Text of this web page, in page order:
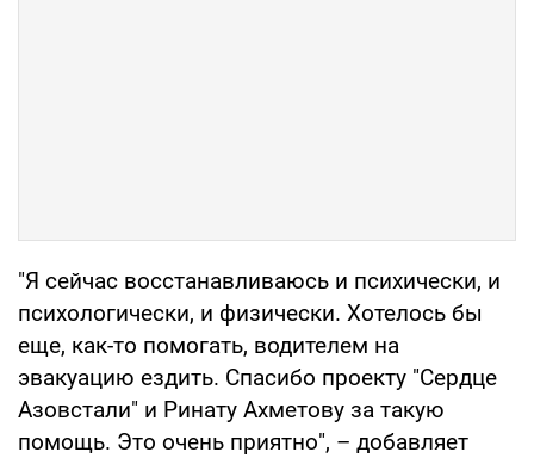
"Я сейчас восстанавливаюсь и психически, и
психологически, и физически. Хотелось бы
еще, как-то помогать, водителем на
эвакуацию ездить. Спасибо проекту "Сердце
Азовстали" и Ринату Ахметову за такую
помощь. Это очень приятно", – добавляет